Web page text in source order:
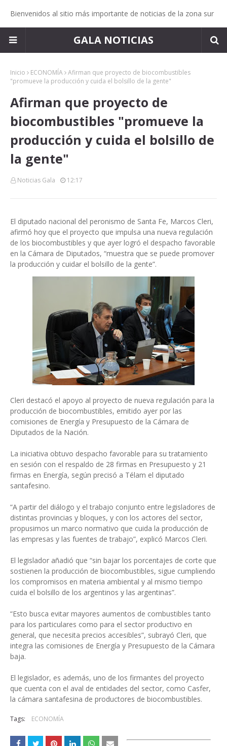
Bienvenidos al sitio más importante de noticias de la zona sur
GALA NOTICIAS
Inicio ECONOMÍA Afirman que proyecto de biocombustibles
"promueve la producción y cuida el bolsillo de la gente"
Afirman que proyecto de
biocombustibles "promueve la
producción y cuida el bolsillo de
la gente"
Noticias Gala 12:17
El diputado nacional del peronismo de Santa Fe, Marcos Cleri,
afirmó hoy que el proyecto que impulsa una nueva regulación
de los biocombustibles y que ayer logró el despacho favorable
en la Cámara de Diputados, “muestra que se puede promover
la producción y cuidar el bolsillo de la gente”.
Cleri destacó el apoyo al proyecto de nueva regulación para la
producción de biocombustibles, emitido ayer por las
comisiones de Energía y Presupuesto de la Cámara de
Diputados de la Nación.
La iniciativa obtuvo despacho favorable para su tratamiento
en sesión con el respaldo de 28 firmas en Presupuesto y 21
firmas en Energía, según precisó a Télam el diputado
santafesino.
“A partir del diálogo y el trabajo conjunto entre legisladores de
distintas provincias y bloques, y con los actores del sector,
propusimos un marco normativo que cuida la producción de
las empresas y las fuentes de trabajo”, explicó Marcos Cleri.
El legislador añadió que “sin bajar los porcentajes de corte que
sostienen la producción de biocombustibles, sigue cumpliendo
los compromisos en materia ambiental y al mismo tiempo
cuida el bolsillo de los argentinos y las argentinas”.
“Esto busca evitar mayores aumentos de combustibles tanto
para los particulares como para el sector productivo en
general, que necesita precios accesibles”, subrayó Cleri, que
integra las comisiones de Energía y Presupuesto de la Cámara
baja.
El legislador, es además, uno de los firmantes del proyecto
que cuenta con el aval de entidades del sector, como Casfer,
la cámara santafesina de productores de biocombustibles.
Tags: ECONOMÍA